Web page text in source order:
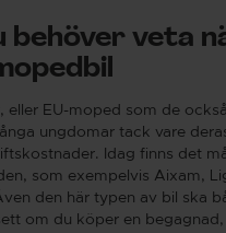
behöver veta
eller EU-moped som de
ungdomar tack vare
Idag finns det
som exempelvis Aixam,
den här typen av bil ska
om du köper en